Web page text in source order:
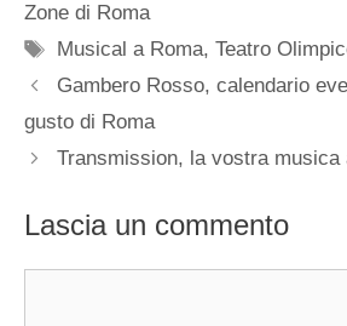
Zone di Roma
Tag
Musical a Roma,Teatro
Gambero Rosso, calendario
gusto di Roma
Transmission, la vostra musica
Lascia un commento